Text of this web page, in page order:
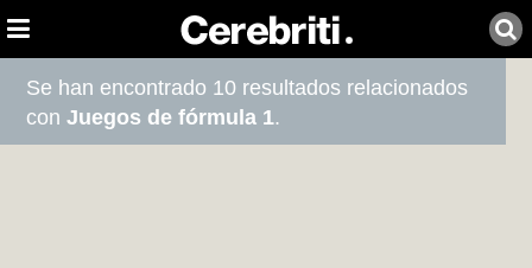
Se han encontrado 10 resultados relacionados
conJuegos de fórmula 1.